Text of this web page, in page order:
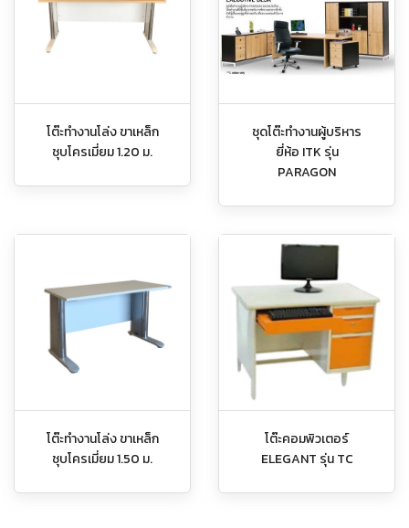
โต๊ะทำงานโล่ง ขาเหล็ก
ชุบโครเมี่ยม 1.20 ม.
ชุดโต๊ะทำงานผู้บริหาร
ยี่ห้อ ITK รุ่น
PARAGON
โต๊ะทำงานโล่ง ขาเหล็ก
ชุบโครเมี่ยม 1.50 ม.
โต๊ะคอมพิวเตอร์
ELEGANT รุ่น TC